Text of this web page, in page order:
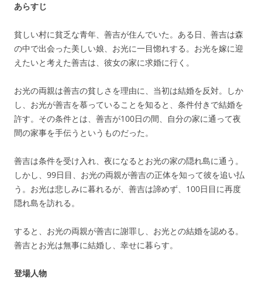
あらすじ
貧しい村に貧乏な青年、善吉が住んでいた。ある日、善吉は森
の中で出会った美しい娘、お光に一目惚れする。お光を嫁に迎
えたいと考えた善吉は、彼女の家に求婚に行く。
お光の両親は善吉の貧しさを理由に、当初は結婚を反対。しか
し、お光が善吉を慕っていることを知ると、条件付きで結婚を
許す。その条件とは、善吉が100日の間、自分の家に通って夜
間の家事を手伝うというものだった。
善吉は条件を受け入れ、夜になるとお光の家の隠れ島に通う。
しかし、99日目、お光の両親が善吉の正体を知って彼を追い払
う。お光は悲しみに暮れるが、善吉は諦めず、100日目に再度
隠れ島を訪れる。
すると、お光の両親が善吉に謝罪し、お光との結婚を認める。
善吉とお光は無事に結婚し、幸せに暮らす。
登場人物